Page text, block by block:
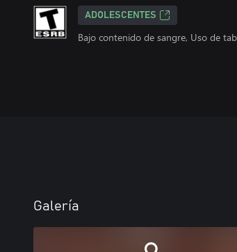
ADOLESCENTES
Bajo contenido de sangre, Uso de
Galería